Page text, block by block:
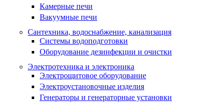
Камерные печи
Вакуумные печи
Сантехника, водоснабжение, канализация
Системы водоподготовки
Оборудование дезинфекции и очистки
Электротехника и электроника
Электрощитовое оборудование
Электроустановочные изделия
Генераторы и генераторные установки